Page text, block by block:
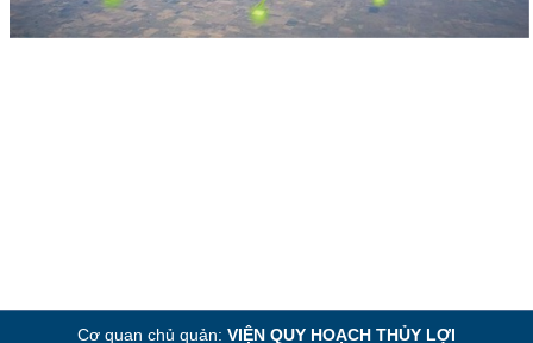
Cơ quan chủ quản: VIỆN QUY HOẠCH THỦY LỢI